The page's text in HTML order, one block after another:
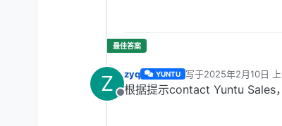
Z
离线
zyq YUNTU 写于2025年2月10日
最后由 编辑
根据提示contact Yuntu